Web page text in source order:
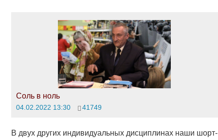
Соль в ноль
04.02.2022 13:30 41749
В двух других индивидуальных дисциплинах наши шорт-